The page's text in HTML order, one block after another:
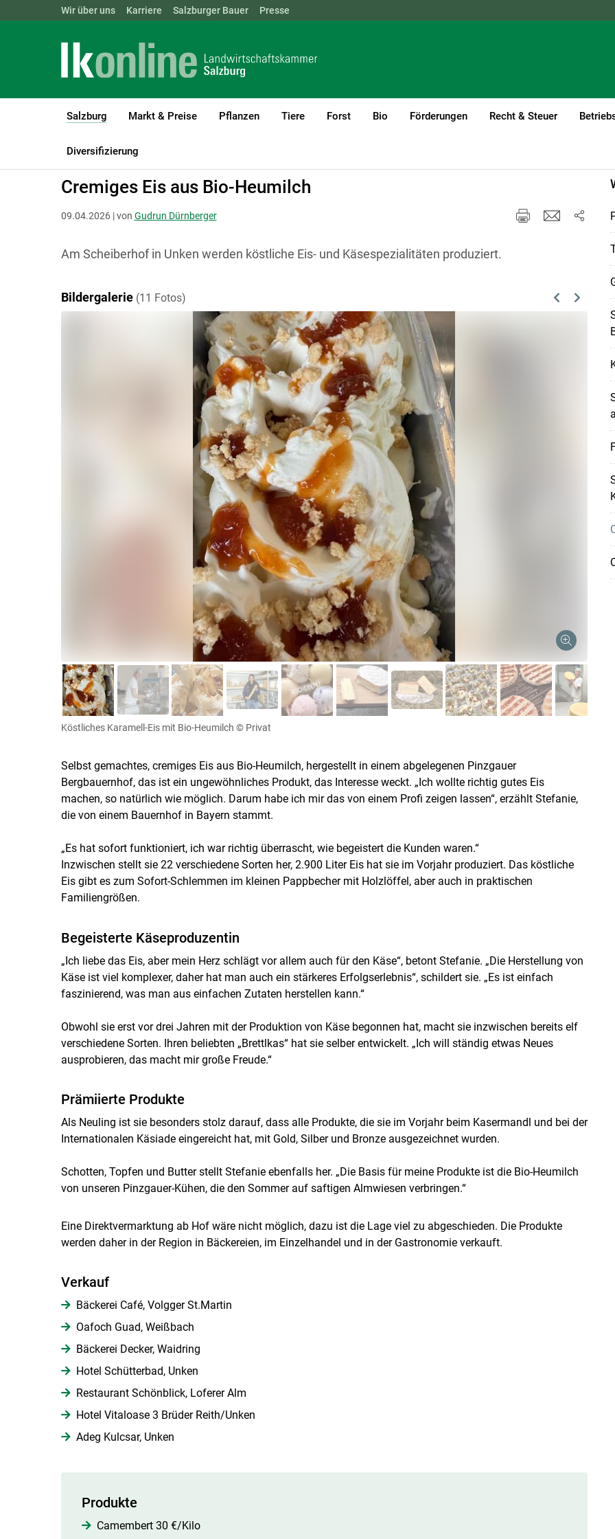
Skip to main content
Landwirtschaftskammern: ÖSTERREICH BGLD KTN
Wir über uns Karriere Salzburger Bauer Presse
Salzburg
(current)1
Markt & Preise Pflanzen Tiere Forst Bio Förderungen Recht & Steuer
Diversifizierung
LK Salzburg Salzburg
Cremiges Eis aus Bio-Heumilch
09.04.2026 | von Gudrun Dürnberger
Am Scheiberhof in Unken werden köstliche Eis- und Käsespezialitäten produziert.
Bildergalerie (11 Fotos) Previous
Next
Köstliches Karamell-Eis mit Bio-Heumilch © Privat
Selbst gemachtes, cremiges Eis aus Bio-Heumilch, hergestellt in einem abgelegenen Pinzgauer
Bergbauernhof, das ist ein ungewöhnliches Produkt, das Interesse weckt. „Ich wollte richtig gutes Eis
machen, so natürlich wie möglich. Darum habe ich mir das von einem Profi zeigen lassen“, erzählt Stefanie,
die von einem Bauernhof in Bayern stammt.
„Es hat sofort funktioniert, ich war richtig überrascht, wie begeistert die Kunden waren.“
Inzwischen stellt sie 22 verschiedene Sorten her, 2.900 Liter Eis hat sie im Vorjahr produziert. Das köstliche
Eis gibt es zum Sofort-Schlemmen im kleinen Pappbecher mit Holzlöffel, aber auch in praktischen
Familiengrößen.
Begeisterte Käseproduzentin
„Ich liebe das Eis, aber mein Herz schlägt vor allem auch für den Käse“, betont Stefanie. „Die Herstellung von
Käse ist viel komplexer, daher hat man auch ein stärkeres Erfolgserlebnis“, schildert sie. „Es ist einfach
faszinierend, was man aus einfachen Zutaten herstellen kann.“
Obwohl sie erst vor drei Jahren mit der Produktion von Käse begonnen hat, macht sie inzwischen bereits elf
verschiedene Sorten. Ihren beliebten „Brettlkas“ hat sie selber entwickelt. „Ich will ständig etwas Neues
ausprobieren, das macht mir große Freude.“
Prämiierte Produkte
Als Neuling ist sie besonders stolz darauf, dass alle Produkte, die sie im Vorjahr beim Kasermandl und bei der
Internationalen Käsiade eingereicht hat, mit Gold, Silber und Bronze ausgezeichnet wurden.
Schotten, Topfen und Butter stellt Stefanie ebenfalls her. „Die Basis für meine Produkte ist die Bio-Heumilch
von unseren Pinzgauer-Kühen, die den Sommer auf saftigen Almwiesen verbringen.“
Eine Direktvermarktung ab Hof wäre nicht möglich, dazu ist die Lage viel zu abgeschieden. Die Produkte
werden daher in der Region in Bäckereien, im Einzelhandel und in der Gastronomie verkauft.
Verkauf
Bäckerei Café, Volgger St.Martin
Oafoch Guad, Weißbach
Bäckerei Decker, Waidring
Hotel Schütterbad, Unken
Restaurant Schönblick, Loferer Alm
Hotel Vitaloase 3 Brüder Reith/Unken
Adeg Kulcsar, Unken
Produkte
Camembert 30 €/Kilo